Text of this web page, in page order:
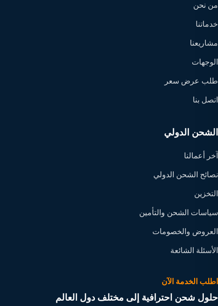
من نحن
خدماتنا
مشاريعنا
الوجهات
طلب عرض سعر
اتصل بنا
الشحن الدولي
آخر أعمالنا
نصائح الشحن الدولي
التخزين
سياسات الشحن والتأمين
العروض والخصومات
الأسئلة الشائعة
اطلب الخدمة الآن
حلول شحن احترافية إلى مختلف دول العالم